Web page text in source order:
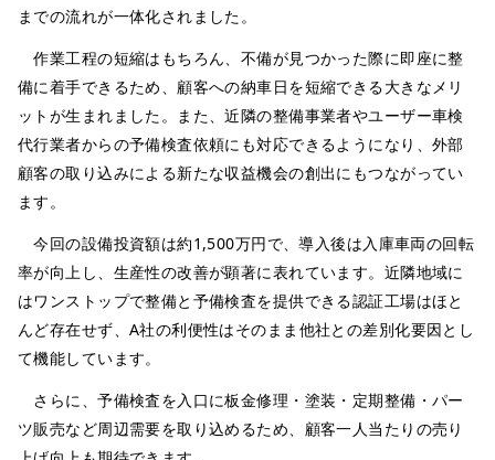
までの流れが一体化されました。
作業工程の短縮はもちろん、不備が見つかった際に即座に整
備に着手できるため、顧客への納車日を短縮できる大きなメリ
ットが生まれました。また、近隣の整備事業者やユーザー車検
代行業者からの予備検査依頼にも対応できるようになり、外部
顧客の取り込みによる新たな収益機会の創出にもつながってい
ます。
今回の設備投資額は約1,500万円で、導入後は入庫車両の回転
率が向上し、生産性の改善が顕著に表れています。近隣地域に
はワンストップで整備と予備検査を提供できる認証工場はほと
んど存在せず、A社の利便性はそのまま他社との差別化要因とし
て機能しています。
さらに、予備検査を入口に板金修理・塗装・定期整備・パー
ツ販売など周辺需要を取り込めるため、顧客一人当たりの売り